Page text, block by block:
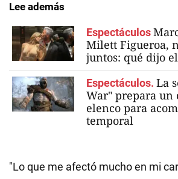
Lee además
Espectáculos
Milett Figueroa,
juntos: qué dijo
Espectáculos. La
War" prepara un
elenco para
temporal
"Lo que me afectó mucho en mi